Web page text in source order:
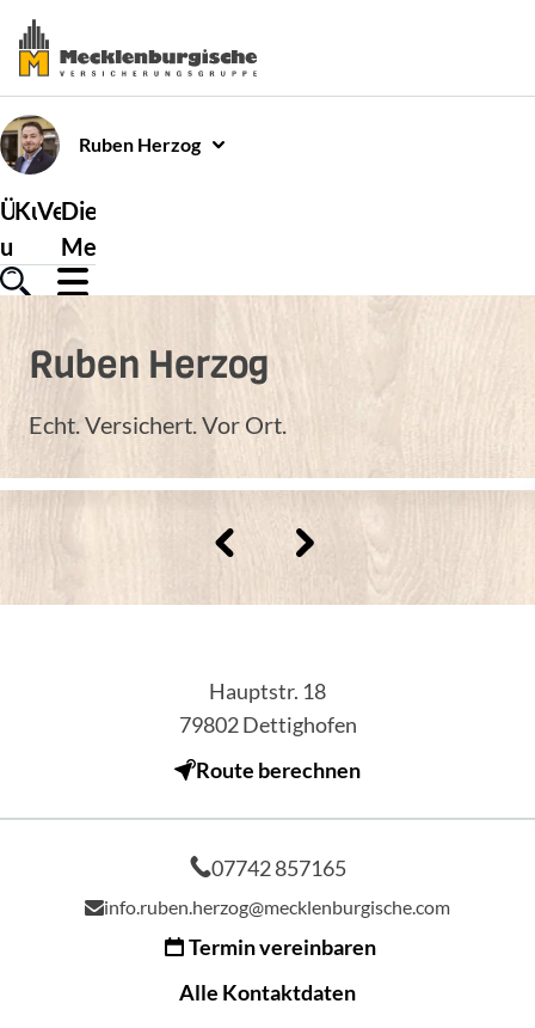
Ruben Herzog
Über
uns
Kundenservice
Versicherungen
Die
Mecklenburgische
Ruben Herzog
Echt. Versichert. Vor Ort.
Hauptstr. 18
79802 Dettighofen
Route berechnen
07742 857165
info.ruben.herzog@mecklenburgische.com
Termin vereinbaren
Alle Kontaktdaten